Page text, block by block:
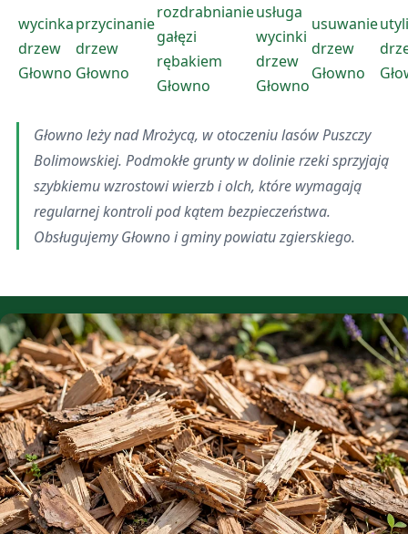
wycinka
drzew
Głowno
przycinanie
drzew
Głowno
rozdrabnianie
gałęzi
rębakiem
Głowno
usługa
wycinki
drzew
Głowno
usuwanie
drzew
Głowno
Głowno leży nad Mrożycą, w otoczeniu lasów Puszczy
Bolimowskiej. Podmokłe grunty w dolinie rzeki sprzyjają
szybkiemu wzrostowi wierzb i olch, które wymagają
regularnej kontroli pod kątem bezpieczeństwa.
Obsługujemy Głowno i gminy powiatu zgierskiego.